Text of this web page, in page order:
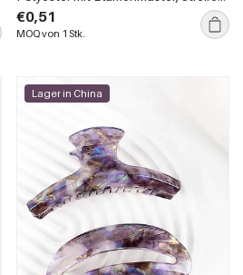
und Punkten
€0,51
MOQ von 1 Stk.
Lager in China